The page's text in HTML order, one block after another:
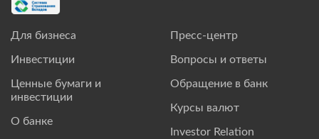
Для бизнеса
Инвестиции
Ценные бумаги и
инвестиции
О банке
Пресс-центр
Вопросы и ответы
Обращение в банк
Курсы валют
Investor Relation